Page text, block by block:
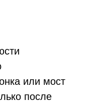
или мост
после